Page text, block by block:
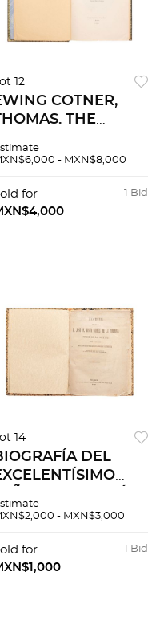
12
COTNER,
THE
CAREER
HERRERA 1792 -
AUSTIN, TEXAS,
- MXN$8,000
1 Bid
for
14
DEL
GÓMEZ DE
DE LA
MÉXICO:
- MXN$3,000
1 Bid
for